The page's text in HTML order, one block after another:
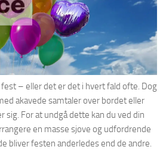
– eller det er det i hvert fald ofte. Dog
akavede samtaler over bordet eller
For at undgå dette kan du ved din
en masse sjove og udfordrende
bliver festen anderledes end de andre.